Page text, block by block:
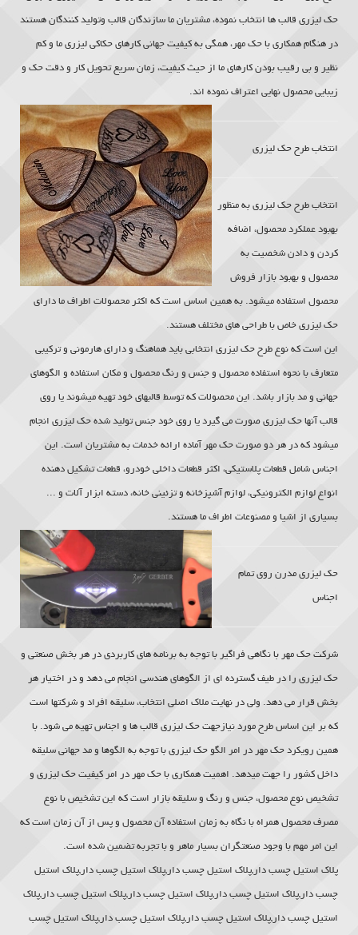
حک لیزری قالب ها انتخاب نموده، مشتریان ما سازندگان قالب وتولید کنندگان هستند
در هنگام همکاری با حک مهر، همگی به کیفیت جهانی کارهای حکاکی لیزری ما و کم
نظیر و بی رقیب بودن کارهای ما از حیث کیفیت، زمان سریع تحویل کار و دقت حک و
زیبایی محصول نهایی اعتراف نموده اند.
انتخاب طرح حک لیزری
انتخاب طرح حک لیزری به منظور
بهبود عملکرد محصول، اضافه
کردن و دادن شخصیت به
محصول و بهبود بازار فروش
محصول استفاده میشود. به همین اساس است که اکثر محصولات اطراف ما دارای
حک لیزری خاص با طراحی های مختلف هستند.
این است که نوع طرح حک لیزری انتخابی باید هماهنگ و دارای هارمونی و ترکیبی
متعارف با نحوه استفاده محصول و جنس و رنگ محصول و مکان استفاده و الگوهای
جهانی و مد بازار باشد. این محصولات که توسط قالبهای خود تهیه میشوند یا روی
قالب آنها حک لیزری صورت می گیرد یا روی خود جنس تولید شده حک لیزری انجام
میشود که در هر دو صورت حک مهر آماده ارائه خدمات به مشتریان است. این
اجناس شامل قطعات پلاستیکی، اکثر قطعات داخلی خودرو، قطعات تشکیل دهنده
انواع لوازم الکترونیکی، لوازم آشپزخانه و تزئینی خانه، دسته ابزار آلات و ...
بسیاری از اشیا و مصنوعات اطراف ما هستند.
حک لیزری مدرن روی تمام
اجناس
شرکت حک مهر با نگاهی فراگیر با توجه به برنامه های کاربردی در هر بخش صنعتی و
حک لیزری را در طیف گسترده ای از الگوهای هندسی انجام می دهد و در اختیار هر
بخش قرار می دهد. ولی در نهایت ملاک اصلی انتخاب، سلیقه افراد و شرکتها است
که بر این اساس طرح مورد نیازجهت حک لیزری قالب ها و اجناس تهیه می شود. با
همین رویکرد حک مهر در امر الگو حک لیزری با توجه به الگوها و مد جهانی سلیقه
داخل کشور را جهت میدهد. اهمیت همکاری با حک مهر در امر کیفیت حک لیزری و
تشخیص نوع محصول، جنس و رنگ و سلیقه بازار است که این تشخیص با نوع
مصرف محصول همراه با نگاه به زمان استفاده آن محصول و پس از آن زمان است که
این امر مهم با وجود صنعتگران بسیار ماهر و با تجربه تضمین شده است.
پلاک استیل چسب دار,پلاک استیل چسب دار,پلاک استیل چسب دار,پلاک استیل
چسب دار,پلاک استیل چسب دار,پلاک استیل چسب دار,پلاک استیل چسب دار,پلاک
استیل چسب دار,پلاک استیل چسب دار,پلاک استیل چسب دار,پلاک استیل چسب